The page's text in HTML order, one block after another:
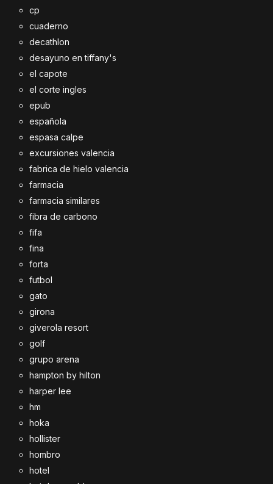
cp
cuaderno
decathlon
desayuno en tiffany's
el capote
el corte ingles
epub
española
espasa calpe
excursiones valencia
fabrica de hielo valencia
farmacia
farmacia similares
fibra de carbono
fifa
fina
forta
futbol
gato
girona
giverola resort
golf
grupo arena
hampton by hilton
harper lee
hm
hoka
hollister
hombro
hotel